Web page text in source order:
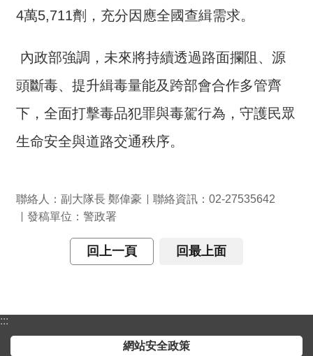
放
保
有
及
理
資
料
4萬5,711劑，充分因應全國查緝需求。
內政部強調，未來將持續透過路面攔阻、源
頭斷毒、提升緝毒量能及跨部會合作多管齊
下，全面打擊毒品犯罪與毒駕行為，守護民眾
生命安全與道路交通秩序。
聯絡人：副大隊長 鄭偉豪
聯絡資訊：02-27535642
發稿單位：警政署
回上一頁 回最上面
:::
網站安全政策